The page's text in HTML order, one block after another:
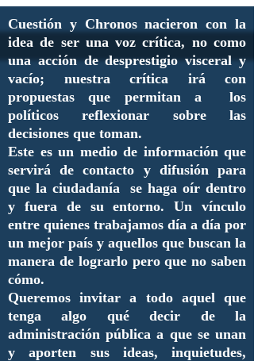
Cuestión y Chronos nacieron con la
idea de ser una voz crítica, no como
una acción de desprestigio visceral y
vacío; nuestra crítica irá con
propuestas que permitan a los
políticos reflexionar sobre las
decisiones que toman.
Este es un medio de información que
servirá de contacto y difusión para
que la ciudadanía se haga oír dentro
y fuera de su entorno. Un vínculo
entre quienes trabajamos día a día por
un mejor país y aquellos que buscan la
manera de lograrlo pero que no saben
cómo.
Queremos invitar a todo aquel que
tenga algo qué decir de la
administración pública a que se unan
y aporten sus ideas, inquietudes,